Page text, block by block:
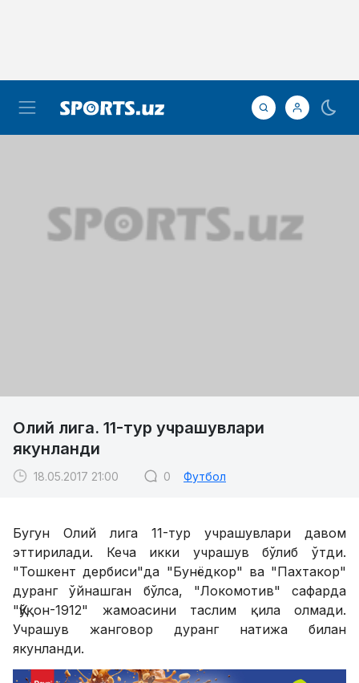
Олий лига. 11-тур учрашувлари
якунланди
18.05.2017 21:00 0 Футбол
Бугун Олий лига 11-тур учрашувлари давом
эттирилади. Кеча икки учрашув бўлиб ўтди.
"Тошкент дербиси"да "Бунёдкор" ва "Пахтакор"
дуранг ўйнашган бўлса, "Локомотив" сафарда
"Қўқон-1912" жамоасини таслим қила олмади.
Учрашув жанговор дуранг натижа билан
якунланди.